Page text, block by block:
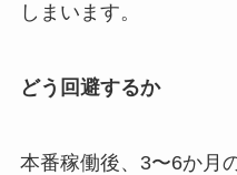
しまいます。
どう回避するか
本番稼働後、3〜6か月